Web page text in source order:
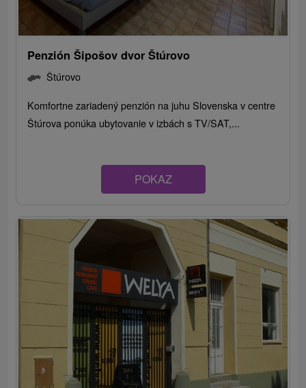
Penzión Šipošov dvor Štúrovo
Štúrovo
Komfortne zariadený penzión na juhu Slovenska v centre
Štúrova ponúka ubytovanie v izbách s TV/SAT,...
POKAZ